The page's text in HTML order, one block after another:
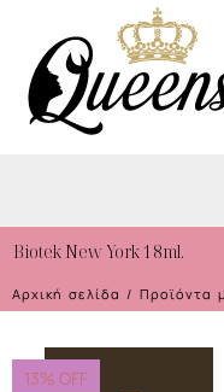
περιεχόμενο
Biotek New York 18ml.
Αρχική σελίδα / Προϊόντα
13% OFF